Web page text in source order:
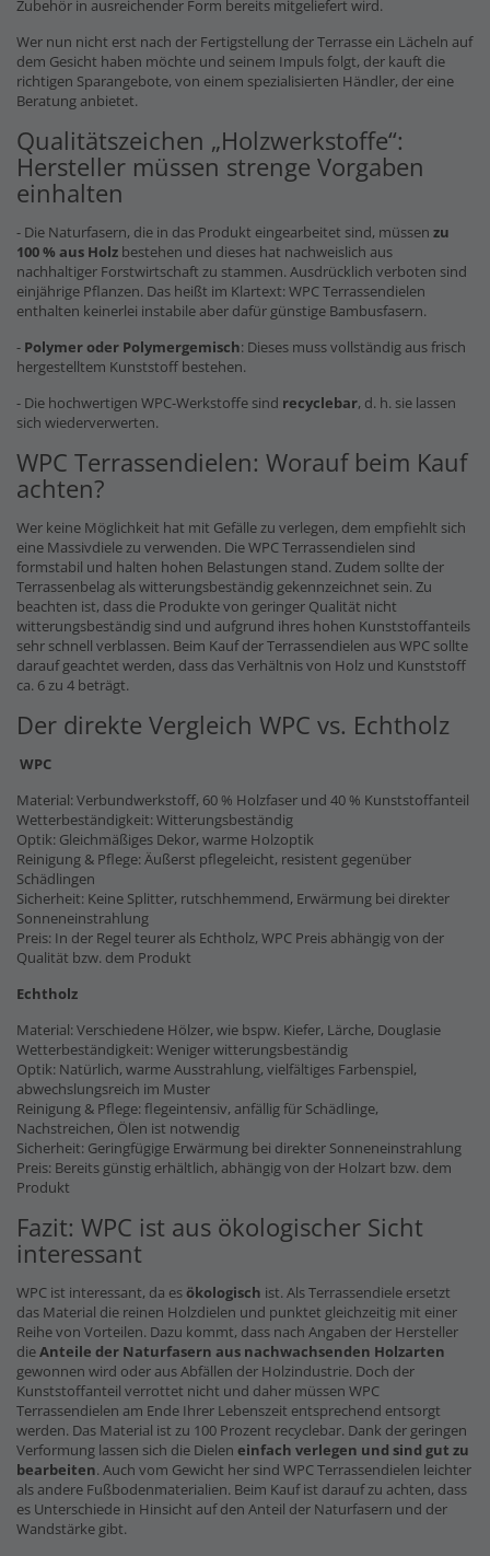
Zubehör in ausreichender Form bereits mitgeliefert wird.
Wer nun nicht erst nach der Fertigstellung der Terrasse ein Lächeln auf
dem Gesicht haben möchte und seinem Impuls folgt, der kauft die
richtigen Sparangebote, von einem spezialisierten Händler, der eine
Beratung anbietet.
Qualitätszeichen „Holzwerkstoffe“:
Hersteller müssen strenge Vorgaben
einhalten
- Die Naturfasern, die in das Produkt eingearbeitet sind, müssen zu
100 % aus Holz bestehen und dieses hat nachweislich aus
nachhaltiger Forstwirtschaft zu stammen. Ausdrücklich verboten sind
einjährige Pflanzen. Das heißt im Klartext: WPC Terrassendielen
enthalten keinerlei instabile aber dafür günstige Bambusfasern.
- Polymer oder Polymergemisch: Dieses muss vollständig aus frisch
hergestelltem Kunststoff bestehen.
- Die hochwertigen WPC-Werkstoffe sind recyclebar, d. h. sie lassen
sich wiederverwerten.
WPC Terrassendielen: Worauf beim Kauf
achten?
Wer keine Möglichkeit hat mit Gefälle zu verlegen, dem empfiehlt sich
eine Massivdiele zu verwenden. Die WPC Terrassendielen sind
formstabil und halten hohen Belastungen stand. Zudem sollte der
Terrassenbelag als witterungsbeständig gekennzeichnet sein. Zu
beachten ist, dass die Produkte von geringer Qualität nicht
witterungsbeständig sind und aufgrund ihres hohen Kunststoffanteils
sehr schnell verblassen. Beim Kauf der Terrassendielen aus WPC sollte
darauf geachtet werden, dass das Verhältnis von Holz und Kunststoff
ca. 6 zu 4 beträgt.
Der direkte Vergleich WPC vs. Echtholz
WPC
Material: Verbundwerkstoff, 60 % Holzfaser und 40 % Kunststoffanteil
Wetterbeständigkeit: Witterungsbeständig
Optik: Gleichmäßiges Dekor, warme Holzoptik
Reinigung & Pflege: Äußerst pflegeleicht, resistent gegenüber
Schädlingen
Sicherheit: Keine Splitter, rutschhemmend, Erwärmung bei direkter
Sonneneinstrahlung
Preis: In der Regel teurer als Echtholz, WPC Preis abhängig von der
Qualität bzw. dem Produkt
Echtholz
Material: Verschiedene Hölzer, wie bspw. Kiefer, Lärche, Douglasie
Wetterbeständigkeit: Weniger witterungsbeständig
Optik: Natürlich, warme Ausstrahlung, vielfältiges Farbenspiel,
abwechslungsreich im Muster
Reinigung & Pflege: flegeintensiv, anfällig für Schädlinge,
Nachstreichen, Ölen ist notwendig
Sicherheit: Geringfügige Erwärmung bei direkter Sonneneinstrahlung
Preis: Bereits günstig erhältlich, abhängig von der Holzart bzw. dem
Produkt
Fazit: WPC ist aus ökologischer Sicht
interessant
WPC ist interessant, da esökologisch ist. Als Terrassendiele ersetzt
das Material die reinen Holzdielen und punktet gleichzeitig mit einer
Reihe von Vorteilen. Dazu kommt, dass nach Angaben der Hersteller
dieAnteile der Naturfasern aus nachwachsenden Holzarten
gewonnen wird oder aus Abfällen der Holzindustrie. Doch der
Kunststoffanteil verrottet nicht und daher müssen WPC
Terrassendielen am Ende Ihrer Lebenszeit entsprechend entsorgt
werden. Das Material ist zu 100 Prozent recyclebar. Dank der geringen
Verformung lassen sich die Dielen einfach verlegen und sind gut zu
bearbeiten. Auch vom Gewicht her sind WPC Terrassendielen leichter
als andere Fußbodenmaterialien. Beim Kauf ist darauf zu achten, dass
es Unterschiede in Hinsicht auf den Anteil der Naturfasern und der
Wandstärke gibt.